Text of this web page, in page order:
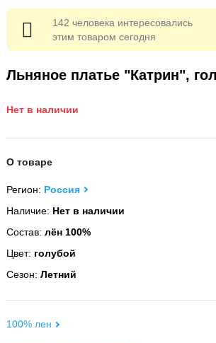
Льняное платье "Катрин",
Нет в наличии
О товаре
Регион: Россия
Наличие: Нет в наличии
Состав: лён 100%
Цвет: голубой
Сезон: Летний
100% лен
142 человека интересовались
этим товаром сегодня